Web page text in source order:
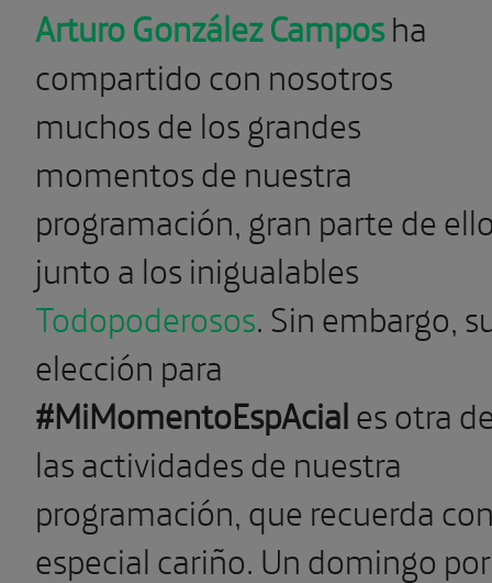
Arturo González Camposha
compartido con nosotros
muchos de los grandes
momentos de nuestra
programación, gran parte de
junto a los inigualables
Todopoderosos. Sin embargo,
elección para
#MiMomentoEspAciales otra
las actividades de nuestra
programación, que recuerda
especial cariño. Un domingo por